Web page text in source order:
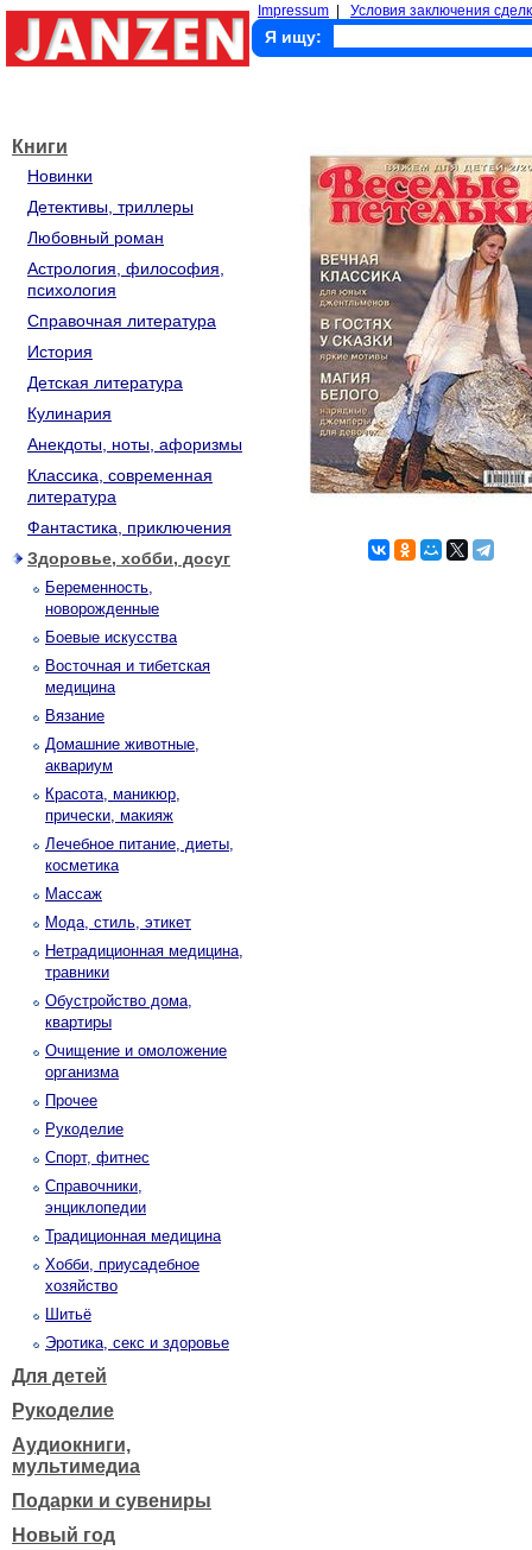
Impressum Условия заключения
Я ищу:
Книги
Новинки
Детективы, триллеры
Любовный роман
Астрология, философия,
психология
Справочная литература
История
Детская литература
Кулинария
Анекдоты, ноты, афоризмы
Классика, современная
литература
Фантастика, приключения
Здоровье, хобби, досуг
Беременность,
новорожденные
Боевые искусства
Восточная и тибетская
медицина
Вязание
Домашние животные,
аквариум
Красота, маникюр,
прически, макияж
Лечебное питание, диеты,
косметика
Массаж
Мода, стиль, этикет
Нетрадиционная медицина,
травники
Обустройство дома,
квартиры
Очищение и омоложение
организма
Прочее
Рукоделие
Спорт, фитнес
Справочники,
энциклопедии
Традиционная медицина
Хобби, приусадебное
хозяйство
Шитьё
Эротика, секс и здоровье
Для детей
Рукоделие
Аудиокниги,
мультимедиа
Подарки и сувениры
Новый год